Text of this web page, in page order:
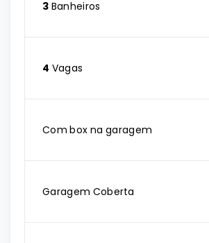
3 Banheiros
4 Vagas
Com box na garagem
Garagem Coberta